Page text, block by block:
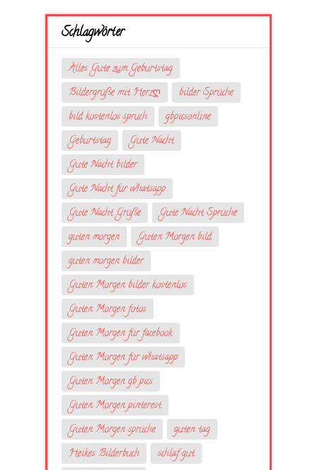
Schlagwörter
Alles Gute zum Geburtstag
Bildergrüße mit Herzღ
bilder Sprüche
bild kostenlos spruch
gbpicsonline
Geburtstag
Gute Nacht
Gute Nacht bilder
Gute Nacht für whatsapp
Gute Nacht Grüße
Gute Nacht Sprüche
guten morgen
Guten Morgen bild
guten morgen bilder
Guten Morgen bilder kostenlos
Guten Morgen fotos
Guten Morgen für facebook
Guten Morgen für whatsapp
Guten Morgen gb pics
Guten Morgen pinterest
Guten Morgen sprüche
guten tag
Heikes Bilderbuch
schlaf gut